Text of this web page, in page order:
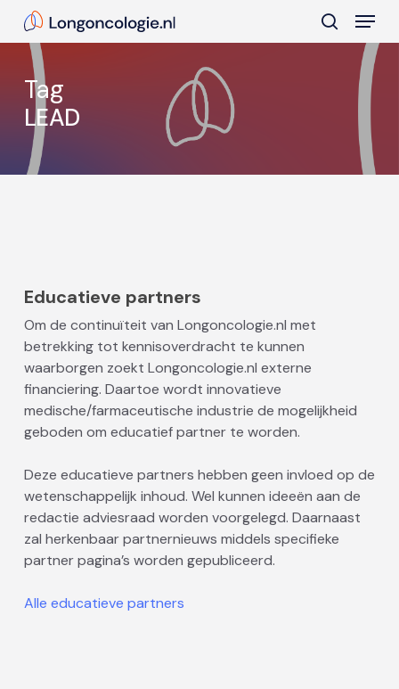
content
search
Menu
Tag
LEAD
Educatieve partners
Om de continuïteit van Longoncologie.nl met
betrekking tot kennisoverdracht te kunnen
waarborgen zoekt Longoncologie.nl externe
financiering. Daartoe wordt innovatieve
medische/farmaceutische industrie de mogelijkheid
geboden om educatief partner te worden.
Deze educatieve partners hebben geen invloed op de
wetenschappelijk inhoud. Wel kunnen ideeën aan de
redactie adviesraad worden voorgelegd. Daarnaast
zal herkenbaar partnernieuws middels specifieke
partner pagina’s worden gepubliceerd.
Alle educatieve partners
Close
Menu